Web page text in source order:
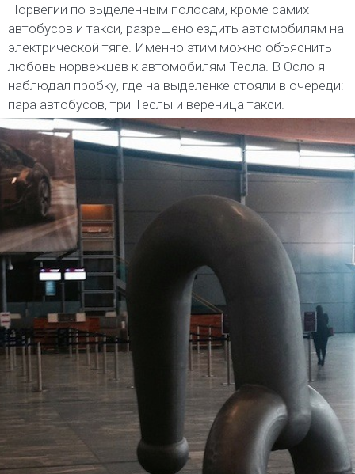
Норвегии по выделенным полосам, кроме самих
автобусов и такси, разрешено ездить автомобилям на
электрической тяге. Именно этим можно объяснить
любовь норвежцев к автомобилям Тесла. В Осло я
наблюдал пробку, где на выделенке стояли в очереди:
пара автобусов, три Теслы и вереница такси.